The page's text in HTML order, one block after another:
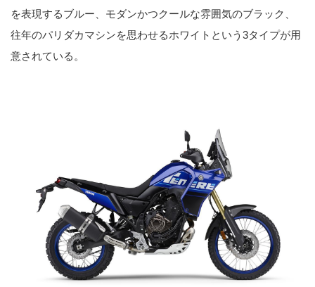
を表現するブルー、モダンかつクールな雰囲気のブラック、
往年のパリダカマシンを思わせるホワイトという3タイプが用
意されている。